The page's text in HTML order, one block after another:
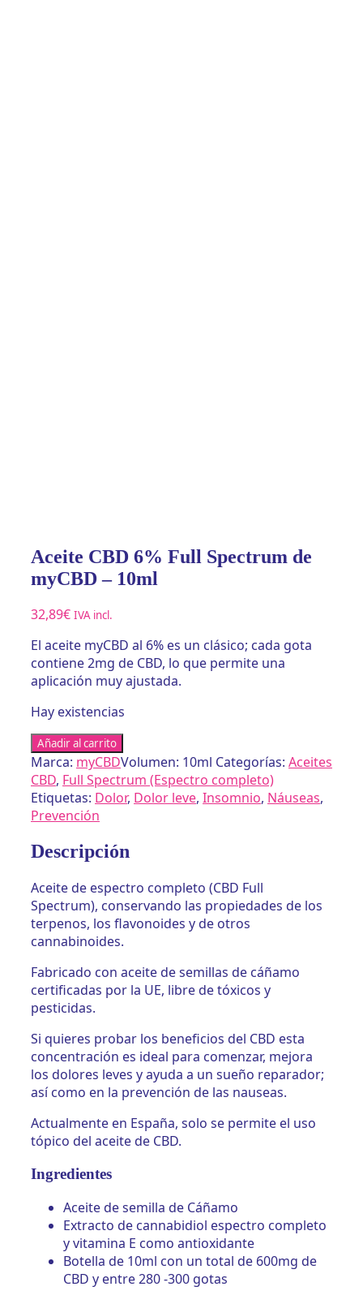
Aceite CBD 6% Full Spectrum de
myCBD – 10ml
32,89€ IVA incl.
El aceite myCBD al 6% es un clásico; cada gota
contiene 2mg de CBD, lo que permite una
aplicación muy ajustada.
Hay existencias
Aceite
CBD
6%
Full
Spectrum
myCBD
10ml
cantidad
Añadir al carrito
Marca: myCBDVolumen: 10ml Categorías: Aceites
CBD, Full Spectrum (Espectro completo)
Etiquetas: Dolor, Dolor leve, Insomnio, Náuseas,
Prevención
Descripción
Aceite de espectro completo (CBD Full
Spectrum), conservando las propiedades de los
terpenos, los flavonoides y de otros
cannabinoides.
Fabricado con aceite de semillas de cáñamo
certificadas por la UE, libre de tóxicos y
pesticidas.
Si quieres probar los beneficios del CBD esta
concentración es ideal para comenzar, mejora
los dolores leves y ayuda a un sueño reparador;
así como en la prevención de las nauseas.
Actualmente en España, solo se permite el uso
tópico del aceite de CBD.
Ingredientes
Aceite de semilla de Cáñamo
Extracto de cannabidiol espectro completo
y vitamina E como antioxidante
Botella de 10ml con un total de 600mg de
CBD y entre 280 -300 gotas